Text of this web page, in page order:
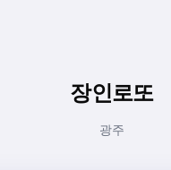
장인로또
광주